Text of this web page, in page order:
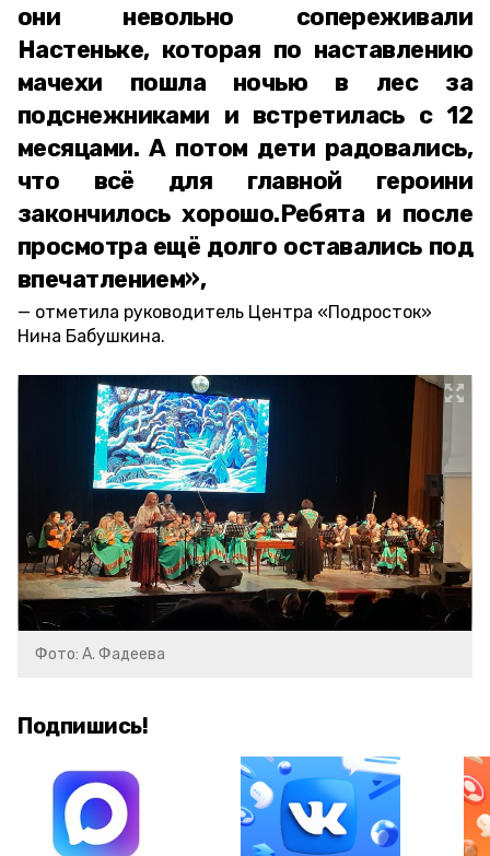
они невольно сопереживали
Настеньке, которая по наставлению
мачехи пошла ночью в лес за
подснежниками и встретилась с 12
месяцами. А потом дети радовались,
что всё для главной героини
закончилось хорошо.Ребята и после
просмотра ещё долго оставались под
впечатлением»,
отметила руководитель Центра «Подросток»
Нина Бабушкина.
Фото: А. Фадеева
Подпишись!